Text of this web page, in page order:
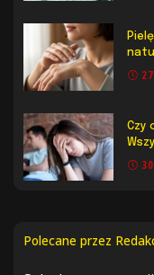
Czy
Polecane przez